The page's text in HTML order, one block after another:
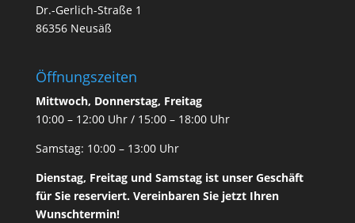
Dr.-Gerlich-Straße 1
86356 Neusäß
Öffnungszeiten
Mittwoch, Donnerstag, Freitag
10:00 – 12:00 Uhr / 15:00 – 18:00 Uhr
Samstag: 10:00 – 13:00 Uhr
Dienstag, Freitag und Samstag ist unser Geschäft
für Sie reserviert. Vereinbaren Sie jetzt Ihren
Wunschtermin!